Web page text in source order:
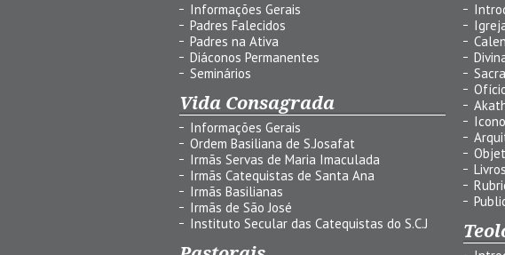
Informações Gerais
Padres Falecidos
Padres na Ativa
Diáconos Permanentes
Seminários
Vida Consagrada
Informações Gerais
Ordem Basiliana de S.Josafat
Irmãs Servas de Maria Imaculada
Irmãs Catequistas de Santa Ana
Irmãs Basilianas
Irmãs de São José
Instituto Secular das Catequistas do S.C.J